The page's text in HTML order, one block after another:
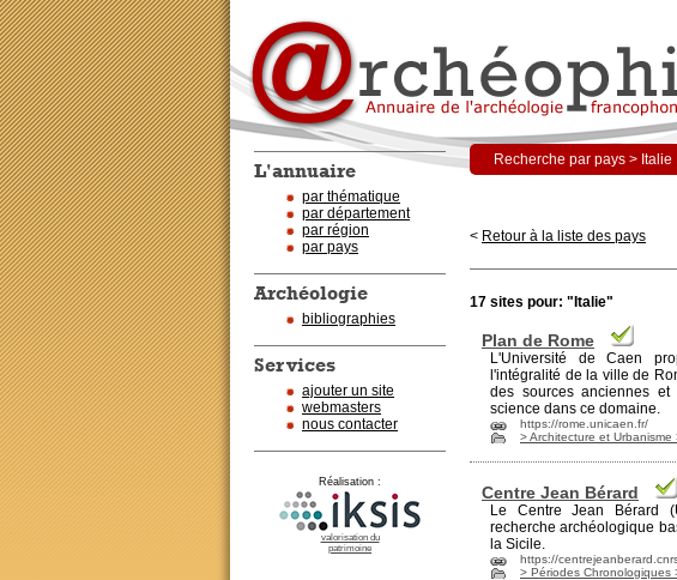
L'annuaire
par thématique
par département
par région
par pays
Archéologie
bibliographies
Services
ajouter un site
webmasters
nous contacter
Réalisation :
valorisation du
patrimoine
Recherche par pays > Italie
< Retour à la liste des pays
17 sites pour: "Italie"
Plan de Rome
L'Université de Caen
l'intégralité de la ville de
des sources anciennes
science dans ce domaine.
https://rome.unicaen.fr/
> Architecture et
Centre Jean Bérard
Le Centre Jean Bérard
recherche archéologique
la Sicile.
https://
> Périodes Chronologiques